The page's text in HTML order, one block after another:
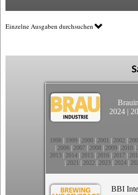
Einzelne Ausgaben durchsuchen
2024 |
1998 1999 2000 2001 2002
2006 2007 2008 2009 2010
2013 2014 2015 2016 2017
2021 2022 2023| 2024|
BBI